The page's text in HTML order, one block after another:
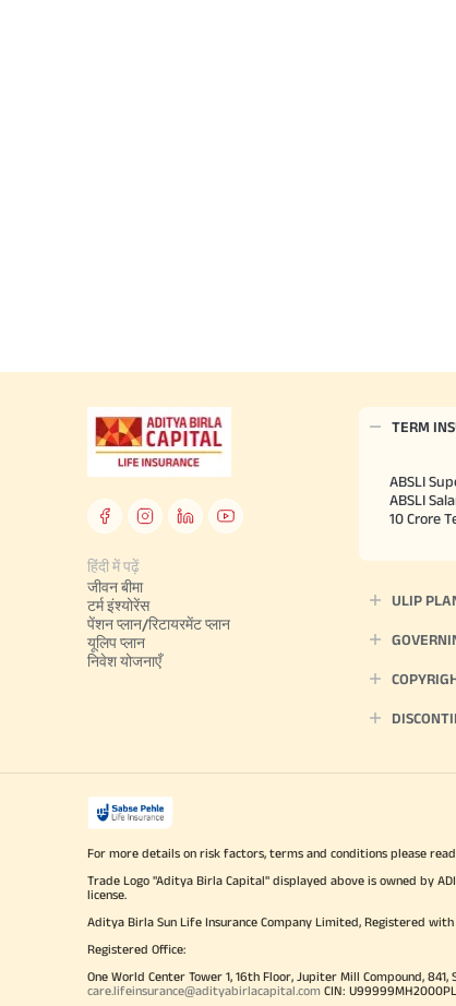
हिंदी में पढ़ें
जीवन बीमा
टर्म इंश्योरेंस
पेंशन प्लान/रिटायरमेंट प्लान
यूलिप प्लान
निवेश योजनाएँ
TERM
ABSLI
ABSLI
10 Crore
ULIP
For more details on risk factors, terms and conditions please
Trade Logo "Aditya Birla Capital" displayed above is owned by
license.
Aditya Birla Sun Life Insurance Company Limited, Registered
Registered Office:
One World Center Tower 1, 16th Floor, Jupiter Mill Compound,
care.lifeinsurance@adityabirlacapital.com CIN: